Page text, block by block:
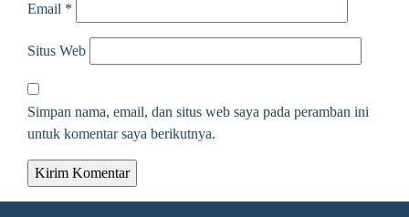
Email *
Situs Web
Simpan nama, email, dan situs web saya pada peramban ini
untuk komentar saya berikutnya.